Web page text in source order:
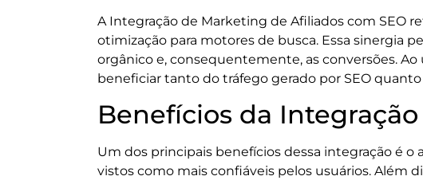
A Integração de Marketing de Afiliados com SEO
otimização para motores de busca. Essa sinergia
orgânico e, consequentemente, as conversões.
beneficiar tanto do tráfego gerado por SEO
Benefícios da
Um dos principais benefícios dessa integração é
vistos como mais confiáveis pelos usuários. Além